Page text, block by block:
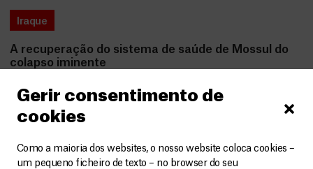
Gerir consentimento de
cookies
Como a maioria dos websites, o nosso website coloca cookies –
um pequeno ficheiro de texto – no browser do seu
Iraque
A recuperação do sistema de saúde de Mossul do
colapso iminente
LEIA MAIS